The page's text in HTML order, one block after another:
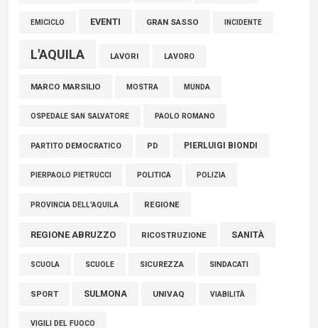
EMICICLO EVENTI GRAN SASSO INCIDENTE
L'AQUILA LAVORI LAVORO
MARCO MARSILIO MOSTRA MUNDA
OSPEDALE SAN SALVATORE PAOLO ROMANO
PARTITO DEMOCRATICO PD PIERLUIGI BIONDI
PIERPAOLO PIETRUCCI POLITICA POLIZIA
PROVINCIA DELL'AQUILA REGIONE
REGIONE ABRUZZO RICOSTRUZIONE SANITÀ
SCUOLA SCUOLE SICUREZZA SINDACATI
SPORT SULMONA UNIVAQ VIABILITÀ
VIGILI DEL FUOCO